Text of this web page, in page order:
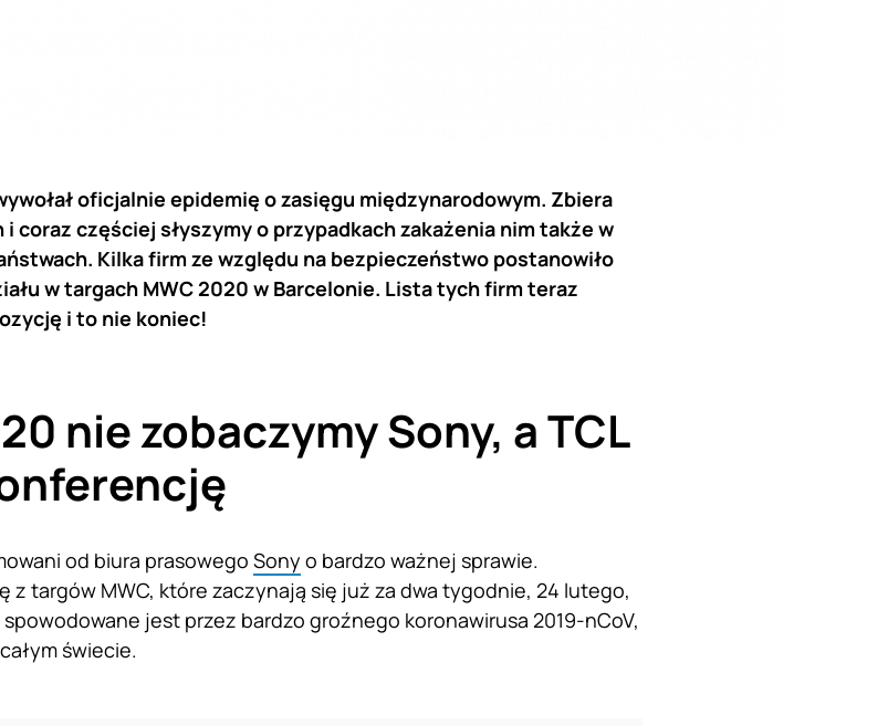
oficjalnie epidemię o zasięgu międzynarodowym. Zbiera
coraz częściej słyszymy o przypadkach zakażenia nim także w
Kilka firm ze względu na bezpieczeństwo postanowiło
w targach MWC 2020 w Barcelonie. Lista tych firm teraz
i to nie koniec!
nie zobaczymy Sony, a TCL
od biura prasowego Sony o bardzo ważnej sprawie.
z targów MWC, które zaczynają się już za dwa tygodnie, 24 lutego,
jest przez bardzo groźnego koronawirusa 2019-nCoV,
świecie.